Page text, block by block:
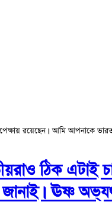
রয়েছেন। আমি আপনাকে
ঠিক এটাই
ঊষ্ণ